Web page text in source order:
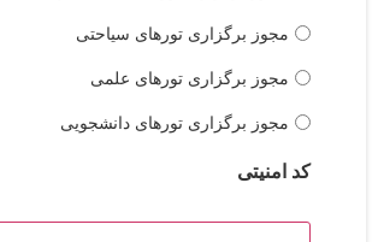
مجوز برگزاری تورهای سیاحتی
مجوز برگزاری تورهای علمی
مجوز برگزاری تورهای دانشجویی
کد امنیتی